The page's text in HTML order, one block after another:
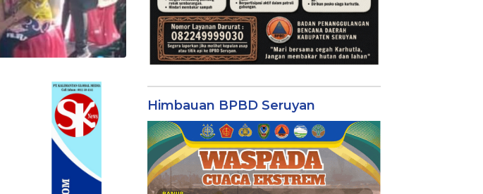
Himbauan BPBD Seruyan